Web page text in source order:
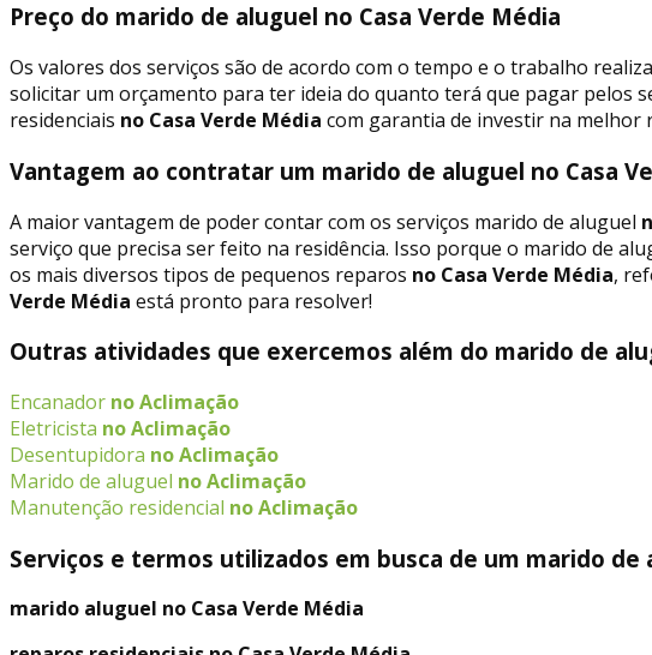
Preço do marido de aluguel no Casa Verde Média
Os valores dos serviços são de acordo com o tempo e o trabalho
solicitar um orçamento para ter ideia do quanto terá que pagar pelos
residenciais no Casa Verde Média com garantia de investir na melhor
Vantagem ao contratar um marido de aluguel no Casa
A maior vantagem de poder contar com os serviços marido de aluguel
serviço que precisa ser feito na residência. Isso porque o marido de
os mais diversos tipos de pequenos reparos no Casa Verde Média,
Verde Média está pronto para resolver!
Outras atividades que exercemos além do marido de
Encanador no Aclimação
Eletricista no Aclimação
Desentupidora no Aclimação
Marido de aluguel no Aclimação
Manutenção residencial no Aclimação
Serviços e termos utilizados em busca de um marido de
marido aluguel no Casa Verde Média